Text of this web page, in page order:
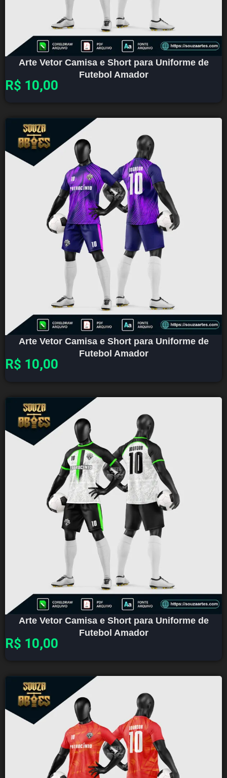
Arte Vetor Camisa e Short para Uniforme de
Futebol Amador
R$ 10,00
Arte Vetor Camisa e Short para Uniforme de
Futebol Amador
R$ 10,00
Arte Vetor Camisa e Short para Uniforme de
Futebol Amador
R$ 10,00